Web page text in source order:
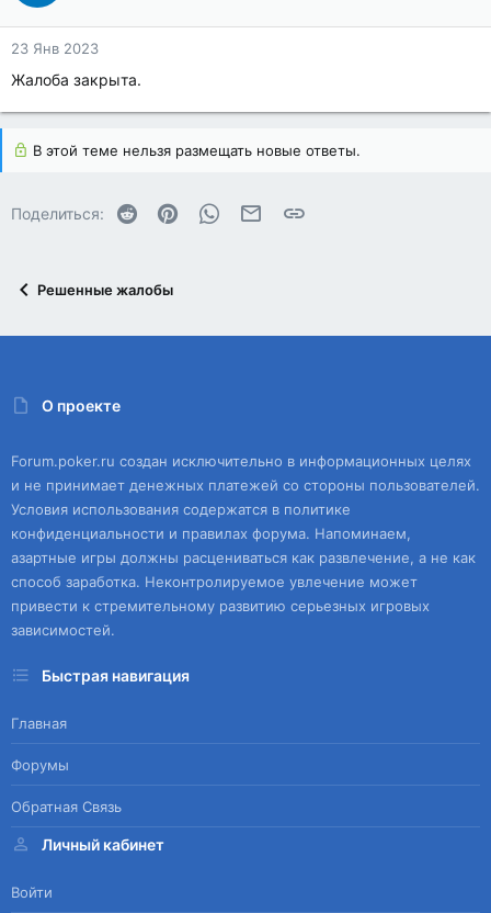
23 Янв 2023
Жалоба закрыта.
В этой теме нельзя размещать новые ответы.
Поделиться: Reddit PinterestWhatsAppЭлектронная почта
Ссылка
Решенные жалобы
О проекте
Forum.poker.ru создан исключительно в информационных целях
и не принимает денежных платежей со стороны пользователей.
Условия использования содержатся в политике
конфиденциальности и правилах форума. Напоминаем,
азартные игры должны расцениваться как развлечение, а не как
способ заработка. Неконтролируемое увлечение может
привести к стремительному развитию серьезных игровых
зависимостей.
Быстрая навигация
Главная
Форумы
Обратная Связь
Личный кабинет
Войти